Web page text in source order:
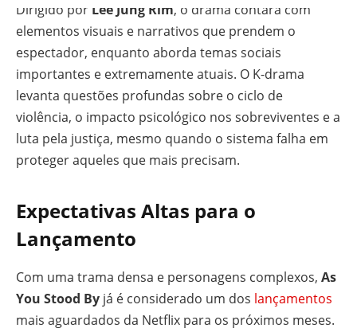
Dirigido por Lee Jung Rim, o drama contará com
elementos visuais e narrativos que prendem o
espectador, enquanto aborda temas sociais
importantes e extremamente atuais. O K-drama
levanta questões profundas sobre o ciclo de
violência, o impacto psicológico nos sobreviventes e a
luta pela justiça, mesmo quando o sistema falha em
proteger aqueles que mais precisam.
Expectativas Altas para o
Lançamento
Com uma trama densa e personagens complexos, As
You Stood By já é considerado um dos lançamentos
mais aguardados da Netflix para os próximos meses.